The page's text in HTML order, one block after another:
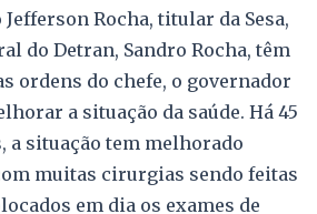
Rocha, titular da Sesa,
do Detran, Sandro Rocha, têm
ordens do chefe, o governador
a situação da saúde. Há 45
a situação tem melhorado
muitas cirurgias sendo feitas
em dia os exames de